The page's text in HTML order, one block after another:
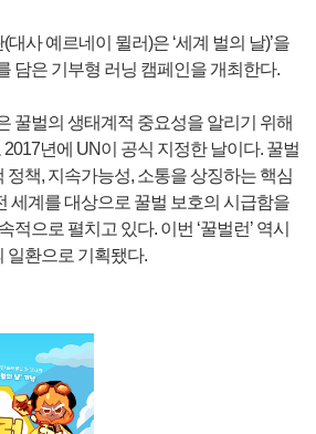
사 예르네이 뮐러)은 ‘세계 벌의 날)’을
담은 기부형 러닝 캠페인을 개최한다.
꿀벌의 생태계적 중요성을 알리기 위해
년에 UN이 공식 지정한 날이다. 꿀벌
정책, 지속가능성, 소통을 상징하는 핵심
세계를 대상으로 꿀벌 보호의 시급함을
적으로 펼치고 있다. 이번 ‘꿀벌런’ 역시
일환으로 기획됐다.